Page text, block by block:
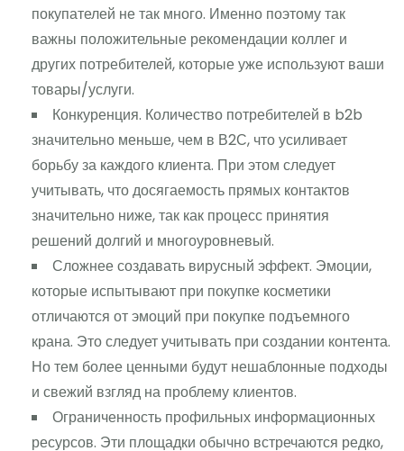
покупателей не так много. Именно поэтому так
важны положительные рекомендации коллег и
других потребителей, которые уже используют ваши
товары/услуги.
Конкуренция. Количество потребителей в b2b
значительно меньше, чем в В2С, что усиливает
борьбу за каждого клиента. При этом следует
учитывать, что досягаемость прямых контактов
значительно ниже, так как процесс принятия
решений долгий и многоуровневый.
Сложнее создавать вирусный эффект. Эмоции,
которые испытывают при покупке косметики
отличаются от эмоций при покупке подъемного
крана. Это следует учитывать при создании контента.
Но тем более ценными будут нешаблонные подходы
и свежий взгляд на проблему клиентов.
Ограниченность профильных информационных
ресурсов. Эти площадки обычно встречаются редко,